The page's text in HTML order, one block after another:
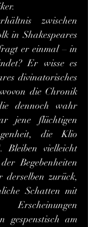
er einmal – in
Er wisse es
divinatorisches
die Chronik
dennoch wahr
jene flüchtigen
die Klio
Bleiben vielleicht
Begebenheiten
zurück,
Schatten mit
gespenstisch am